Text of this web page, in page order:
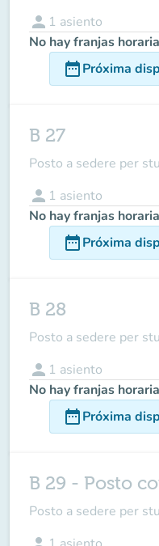
person 1 asiento
No hay franjas
date_rangePróxima
B 27
Posto a sedere per
person 1 asiento
No hay franjas
date_rangePróxima
B 28
Posto a sedere per
person 1 asiento
No hay franjas
date_rangePróxima
B 29 - Posto
Posto a sedere per